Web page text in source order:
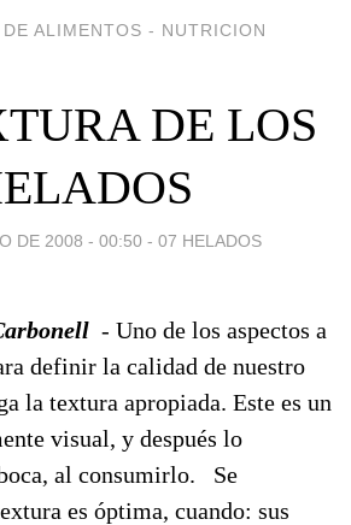
ALIMENTOS - NUTRICION
DE LOS
DE 2008 - 00:50 - 07 HELADOS
- Uno de los aspectos a
definir la calidad de nuestro
la textura apropiada. Este es un
visual, y después lo
al consumirlo. Se
es óptima, cuando: sus